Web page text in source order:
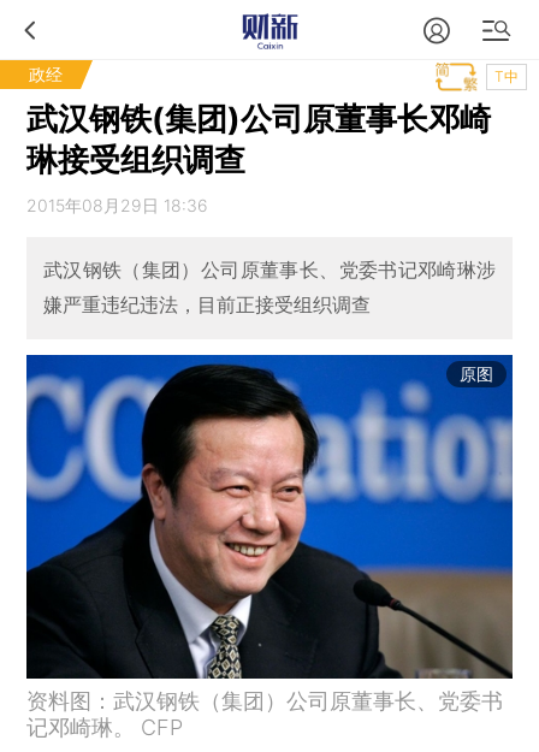
政经 T中
武汉钢铁(集团)公司原董事长邓崎
琳接受组织调查
2015年08月29日 18:36
武汉钢铁（集团）公司原董事长、党委书记邓崎琳涉
嫌严重违纪违法，目前正接受组织调查
原图
资料图：武汉钢铁（集团）公司原董事长、党委书
记邓崎琳。 CFP